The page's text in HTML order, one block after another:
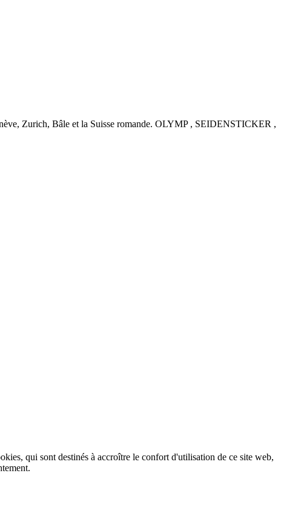
Zurich, Bâle et la Suisse romande. OLYMP , SEIDENSTICKER ,
qui sont destinés à accroître le confort d'utilisation de ce site web,